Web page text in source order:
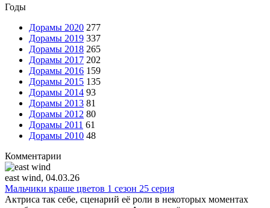
Годы
Дорамы 2020 277
Дорамы 2019 337
Дорамы 2018 265
Дорамы 2017 202
Дорамы 2016 159
Дорамы 2015 135
Дорамы 2014 93
Дорамы 2013 81
Дорамы 2012 80
Дорамы 2011 61
Дорамы 2010 48
Комментарии
east wind, 04.03.26
Мальчики краше цветов 1 сезон 25 серия
Актриса так себе, сценарий её роли в некоторых моментах